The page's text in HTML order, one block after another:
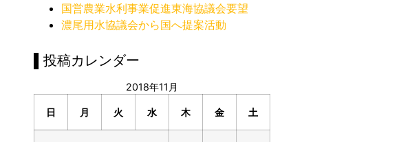
国営農業水利事業促進東海協議会要望
濃尾用水協議会から国へ提案活動
▌投稿カレンダー
2018年11月
日 月 火 水 木 金 土